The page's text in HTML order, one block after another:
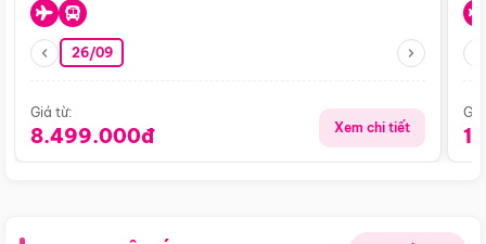
26/09
Giá từ:
8.499.000đ Xem chi tiết